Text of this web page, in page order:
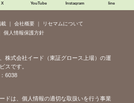
X YouTube Instagram line
載 会社概要
リセマムについて
個人情報保護方針
株式会社イード（東証グロース上場）の運
スです。
6038
ドは、個人情報の適切な取扱いを行う事業